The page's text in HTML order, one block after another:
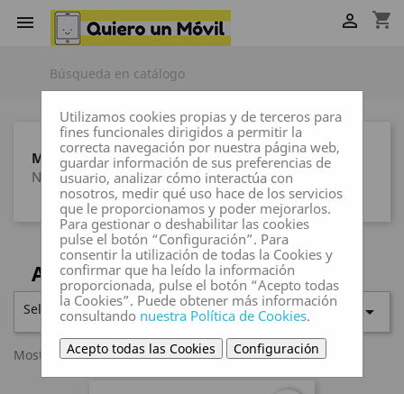
 shopping_cart

MARCAS
Ninguna marca
AUTORADIOS
Seleccionar 
Mostrando 1-1 de 1 artículo(s)
Utilizamos cookies propias y de terceros para
fines funcionales dirigidos a permitir la
correcta navegación por nuestra página web,
guardar información de sus preferencias de
usuario, analizar cómo interactúa con
nosotros, medir qué uso hace de los servicios
que le proporcionamos y poder mejorarlos.
Para gestionar o deshabilitar las cookies
pulse el botón “Configuración”. Para
consentir la utilización de todas la Cookies y
confirmar que ha leído la información
proporcionada, pulse el botón “Acepto todas
la Cookies”. Puede obtener más información
consultando nuestra Política de Cookies.
Acepto todas las Cookies Configuración